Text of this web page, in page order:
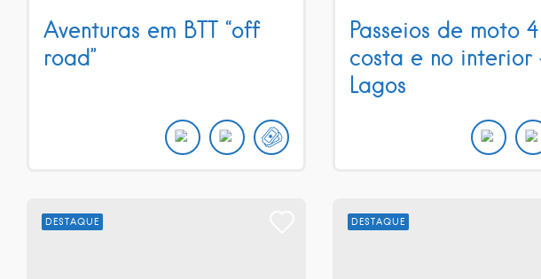
Aventuras em BTT “off
road”
Passeios de moto
costa e no interior
Lagos
DESTAQUE DESTAQUE